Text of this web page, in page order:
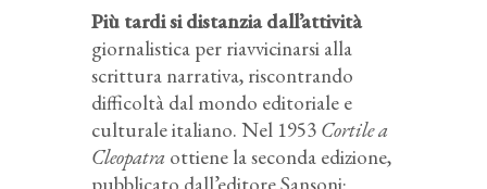
Più tardi si distanzia dall’attività
giornalistica per riavvicinarsi alla
scrittura narrativa, riscontrando
difficoltà dal mondo editoriale e
culturale italiano. Nel 1953 Cortile a
Cleopatra ottiene la seconda edizione,